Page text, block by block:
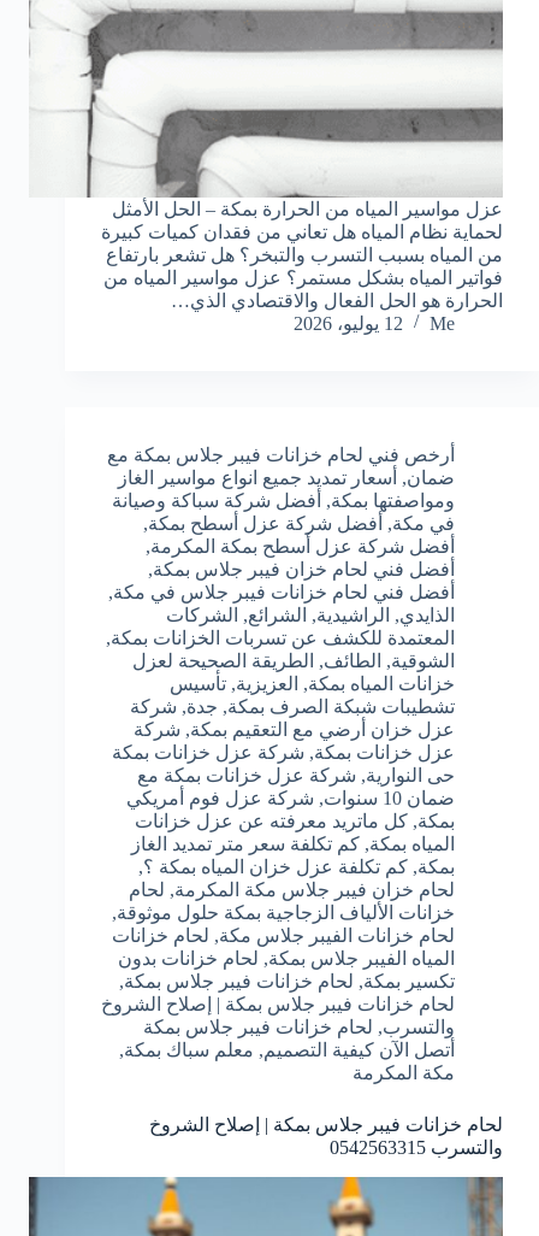
عزل مواسير المياه من الحرارة بمكة – الحل الأمثل
لحماية نظام المياه هل تعاني من فقدان كميات كبيرة
من المياه بسبب التسرب والتبخر؟ هل تشعر بارتفاع
فواتير المياه بشكل مستمر؟ عزل مواسير المياه من
الحرارة هو الحل الفعال والاقتصادي الذي…
Me
12 يوليو، 2026
أرخص فني لحام خزانات فيبر جلاس بمكة مع
ضمان, أسعار تمديد جميع انواع مواسير الغاز
ومواصفتها بمكة, أفضل شركة سباكة وصيانة
في مكة, أفضل شركة عزل أسطح بمكة,
أفضل شركة عزل أسطح بمكة المكرمة,
أفضل فني لحام خزان فيبر جلاس بمكة,
أفضل فني لحام خزانات فيبر جلاس في مكة,
الذايدي, الراشيدية, الشرائع, الشركات
المعتمدة للكشف عن تسربات الخزانات بمكة,
الشوقية, الطائف, الطريقة الصحيحة لعزل
خزانات المياه بمكة, العزيزية, تأسيس
تشطيبات شبكة الصرف بمكة, جدة, شركة
عزل خزان أرضي مع التعقيم بمكة, شركة
عزل خزانات بمكة, شركة عزل خزانات بمكة
حى النوارية, شركة عزل خزانات بمكة مع
ضمان 10 سنوات
, شركة عزل فوم أمريكي
بمكة, كل ماتريد معرفته عن عزل خزانات
المياه بمكة, كم تكلفة سعر متر تمديد الغاز
بمكة, كم تكلفة عزل خزان المياه بمكة ؟,
لحام خزان فيبر جلاس مكة المكرمة, لحام
خزانات الألياف الزجاجية بمكة حلول موثوقة,
لحام خزانات الفيبر جلاس مكة, لحام خزانات
المياه الفيبر جلاس بمكة, لحام خزانات بدون
تكسير بمكة, لحام خزانات فيبر جلاس بمكة,
لحام خزانات فيبر جلاس بمكة | إصلاح الشروخ
والتسرب, لحام خزانات فيبر جلاس بمكة
أتصل الآن كيفية التصميم, معلم سباك بمكة,
مكة المكرمة
لحام خزانات فيبر جلاس بمكة | إصلاح الشروخ
والتسرب 0542563315